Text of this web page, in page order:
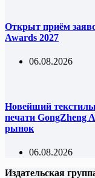
Открыт приём
Awards 2027
06.08.2026
Новейший
печати GongZheng
рынок
06.08.2026
Издательская